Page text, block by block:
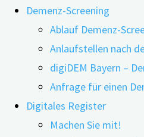
Demenz-Screening
Ablauf Demenz-
Anlaufstellen nach
digiDEM Bayern –
Anfrage für einen
Digitales Register
Machen Sie mit!